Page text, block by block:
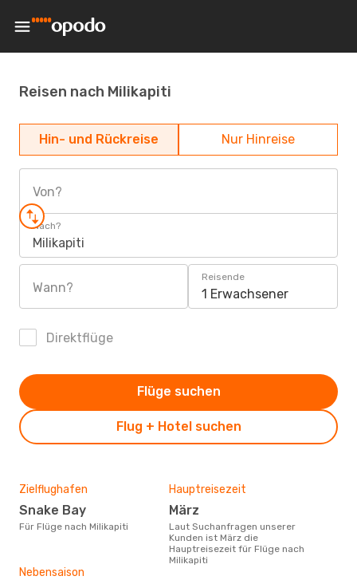
Reisen nach Milikapiti
Hin- und Rückreise Nur Hinreise
Von?
Nach?
Milikapiti
Wann?
Reisende
1 Erwachsener
Direktflüge
Flug + Hotel suchen
Flüge suchen
Zielflughafen
Snake Bay
Für Flüge nach Milikapiti
Hauptreisezeit
März
Laut Suchanfragen unserer
Kunden ist März die
Hauptreisezeit für Flüge nach
Milikapiti
Nebensaison